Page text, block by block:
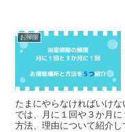
お掃除
たまにやらなければいけ
では、月に１回や３か月
方法、理由について紹介